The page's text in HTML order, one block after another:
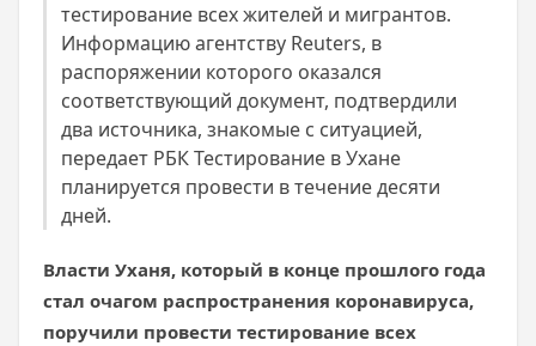
тестирование всех жителей и мигрантов.
Информацию агентству Reuters, в
распоряжении которого оказался
соответствующий документ, подтвердили
два источника, знакомые с ситуацией,
передает РБК Тестирование в Ухане
планируется провести в течение десяти
дней.
Власти Уханя, который в конце прошлого года
стал очагом распространения коронавируса,
поручили провести тестирование всех